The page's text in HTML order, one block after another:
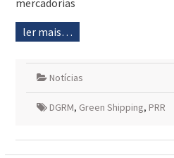
mercadorias
ler mais…
Notícias
DGRM, Green Shipping, PRR